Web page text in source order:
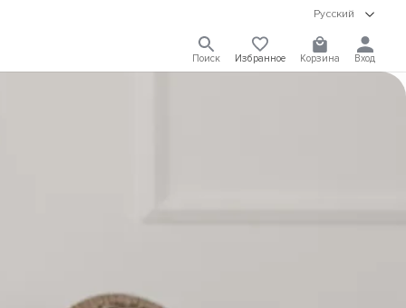
Русский
Поиск Избранное Корзина Вход